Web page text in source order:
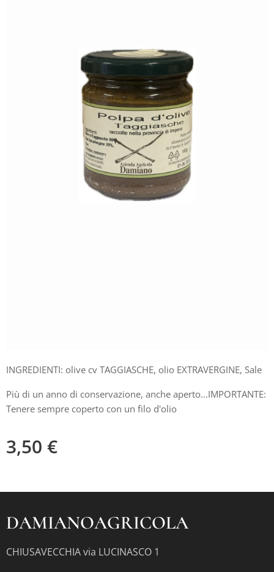
INGREDIENTI: olive cv TAGGIASCHE, olio EXTRAVERGINE, Sale
Più di un anno di conservazione, anche aperto...IMPORTANTE:
Tenere sempre coperto con un filo d'olio
3,50 €
DAMIANOAGRICOLA
CHIUSAVECCHIA via LUCINASCO 1